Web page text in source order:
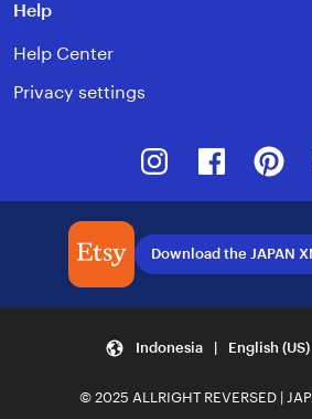
Help
Help Center
Privacy settings
InstagramFacebook
Download the JAPAN
Indonesia | English
© 2025 ALLRIGHT REVERSED |